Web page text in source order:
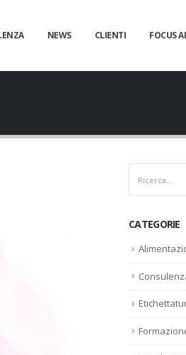
NEWS CLIENTI FOCUS
CATEGORIE